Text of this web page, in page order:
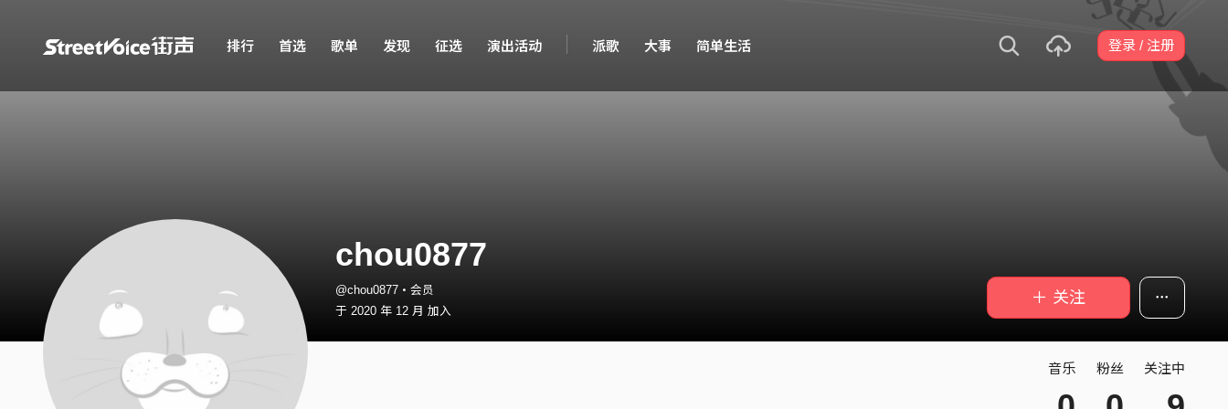
排行 首选 歌单 发现 征选 演出活动 派歌 大事 简单生活 登录 / 注册
chou0877
@chou0877・会员
于 2020 年 12 月 加入
＋ 关注
音乐 粉丝 关注中